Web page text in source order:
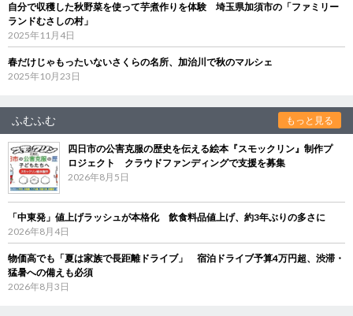
自分で収穫した秋野菜を使って芋煮作りを体験 埼玉県加須市の「ファミリー
ランドむさしの村」
2025年11月4日
春だけじゃもったいないさくらの名所、加治川で秋のマルシェ
2025年10月23日
ふむふむ もっと見る
四日市の公害克服の歴史を伝える絵本『スモックリン』制作プ
ロジェクト クラウドファンディングで支援を募集
2026年8月5日
「中東発」値上げラッシュが本格化 飲食料品値上げ、約3年ぶりの多さに
2026年8月4日
物価高でも「夏は家族で長距離ドライブ」 宿泊ドライブ予算4万円超、渋滞・
猛暑への備えも必須
2026年8月3日